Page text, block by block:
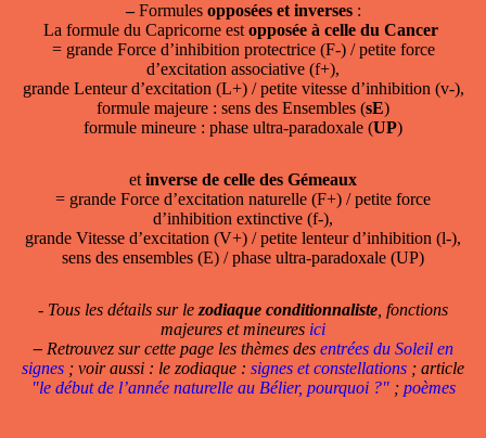
–Formules opposées et inverses:
La formule du Capricorne est opposée à celle du Cancer
= grande Force d’inhibition protectrice (F-) / petite force
d’excitation associative (f+),
grande Lenteur d’excitation (L+) / petite vitesse d’inhibition (v-),
formule majeure : sens des Ensembles (sE)
formule mineure : phase ultra-paradoxale (UP)
et inverse de celle des Gémeaux
= grande Force d’excitation naturelle (F+) / petite force
d’inhibition extinctive (f-),
grande Vitesse d’excitation (V+) / petite lenteur d’inhibition (l-),
sens des ensembles (E) / phase ultra-paradoxale (UP)
- Tous les détails sur le zodiaque conditionnaliste , fonctions
majeures et mineures ici
–Retrouvez sur cette page les thèmes des entrées du Soleil en
signes ; voir aussi : le zodiaque : signes et constellations ; article
"le début de l’année naturelle au Bélier, pourquoi ?"; poèmes